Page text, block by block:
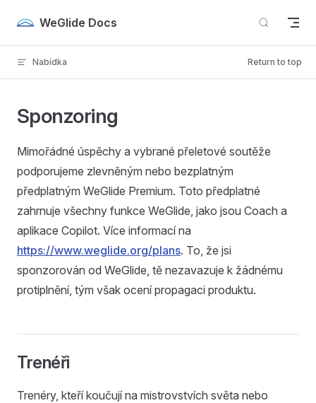
Skip to content
WeGlide Docs
Nabídka Return to top
Sponzoring
Mimořádné úspěchy a vybrané přeletové soutěže
podporujeme zlevněným nebo bezplatným
předplatným WeGlide Premium. Toto předplatné
zahrnuje všechny funkce WeGlide, jako jsou Coach a
aplikace Copilot. Více informací na
https://www.weglide.org/plans. To, že jsi
sponzorován od WeGlide, tě nezavazuje k žádnému
protiplnění, tým však ocení propagaci produktu.
Trenéři
Trenéry, kteří koučují na mistrovstvích světa nebo